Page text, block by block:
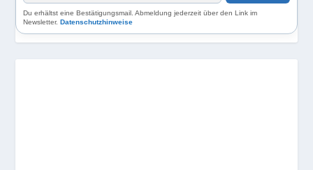
Du erhältst eine Bestätigungsmail. Abmeldung jederzeit über den Link im
Newsletter.Datenschutzhinweise